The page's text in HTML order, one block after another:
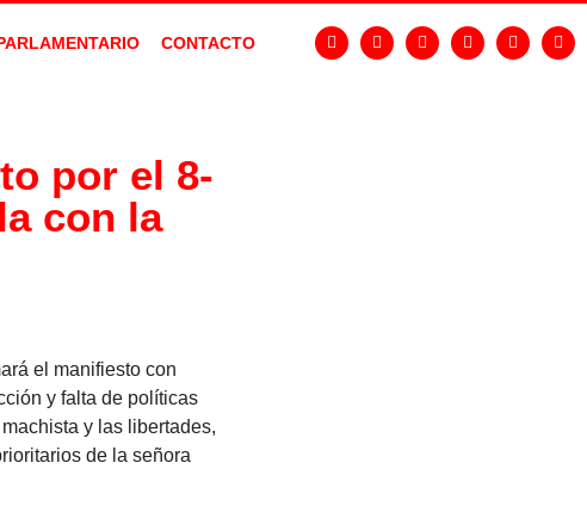
CONTACTO
por el 8-
con la
el manifiesto con
y falta de políticas
y las libertades,
de la señora